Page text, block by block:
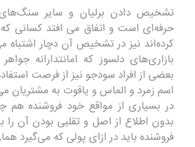
تشخیص دادن برلیان و سایر
حرفه‌ای است و اتفاق می افتد کسانی
کرده‌اند نیز در تشخیص آن دچار اشتباه
بازاری‌های دلسوز که امانتدارانه
بعضی از افراد سودجو نیز از فرصت
اسم زمرد و الماس و یاقوت به مشتریان
در بسیاری از مواقع خود فروشنده
بدون اطلاع از اصل و تقلبی بودن آن را
فروشنده باید در ازای پولی که می‌گیرد